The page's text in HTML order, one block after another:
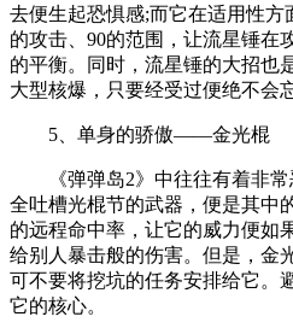
去便生起恐惧感;而它在适用性方
的攻击、90的范围，让流星锤在
的平衡。同时，流星锤的大招
大型核爆，只要经受过便绝不会忘
5、单身的骄傲——金光棍
《弹弹岛2》中往往有着非常
全吐槽光棍节的武器，便是其中
的远程命中率，让它的威力便如
给别人暴击般的伤害。但是，金
可不要将挖坑的任务安排给它。
它的核心。